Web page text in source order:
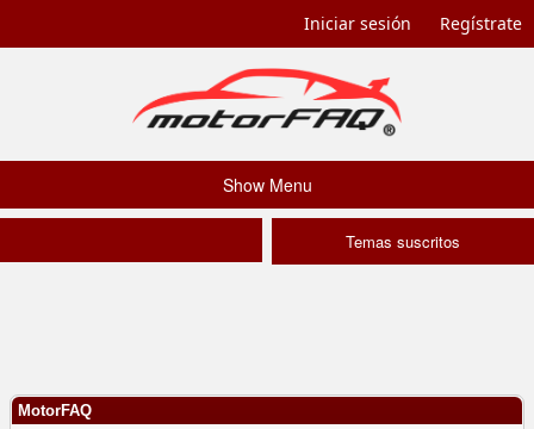
Iniciar sesión Regístrate
Show Menu
Temas suscritos
MotorFAQ